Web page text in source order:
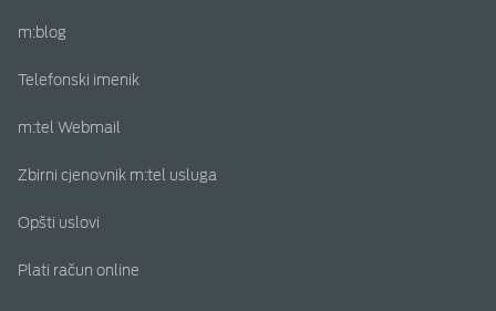
m:blog
Telefonski imenik
m:tel Webmail
Zbirni cjenovnik m:tel usluga
Opšti uslovi
Plati račun online